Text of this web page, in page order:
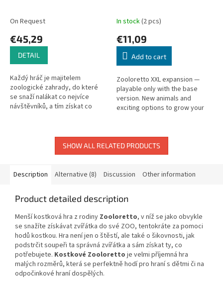
On Request
€45,29
DETAIL
Každý hráč je majitelem
zoologické zahrady, do které
se snaží nalákat co nejvíce
návštěvníků, a tím získat co
In stock(2 pcs)
€11,09
Add to cart
Zooloretto XXL expansion —
playable only with the base
version. New animals and
exciting options to grow your
SHOW ALL RELATED PRODUCTS
Description Alternative (8) Discussion Other information
Product detailed description
Menší kostková hra z rodiny Zooloretto, v níž se jako obvykle
se snažíte získávat zvířátka do své ZOO, tentokráte za pomoci
hodů kostkou. Hra není jen o štěstí, ale také o šikovnosti, jak
podstrčit soupeři ta správná zvířátka a sám získat ty, co
potřebujete. Kostkové Zooloretto je velmi příjemná hra
malých rozměrů, která se perfektně hodí pro hraní s dětmi či na
odpočinkové hraní dospělých.